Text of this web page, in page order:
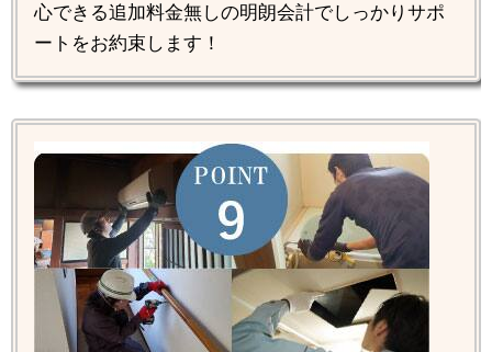
心できる追加料金無しの明朗会計でしっかりサポ
ートをお約束します！